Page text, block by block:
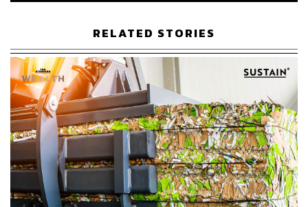
ชาวอีสาน รวมถึงเวทีทอล์กจากวิทยากรให้ฟังตลอดงาน
ใครที่คิดถึงการเที่ยวแบบ Agrotourism แปลงร่างเป็นชาวไร่
ชมทุ่งดอกไม้ เปิบอาหารอีสาน สามารถแวะมาเที่ยว Jim
Thompson Farm 2023 ได้ตั้งแต่วันที่ 9 ธันวาคม 2566 – 2
มกราคม 2567 ณ จิม ทอมป์สัน ฟาร์ม อำเภอปักธงชัย จังหวัด
นครราชสีมา
จำหน่ายบัตรรอบ Early Bird ตั้งแต่วันนี้ – 8 ธันวาคม 2566
ราคาบัตรต่อคน เด็กและผู้สูงอายุ 90 บาท, ผู้ใหญ่ วันธรรมดา
150 บาท และวันเสาร์-อาทิตย์ 200 บาท
RELATED STORIES